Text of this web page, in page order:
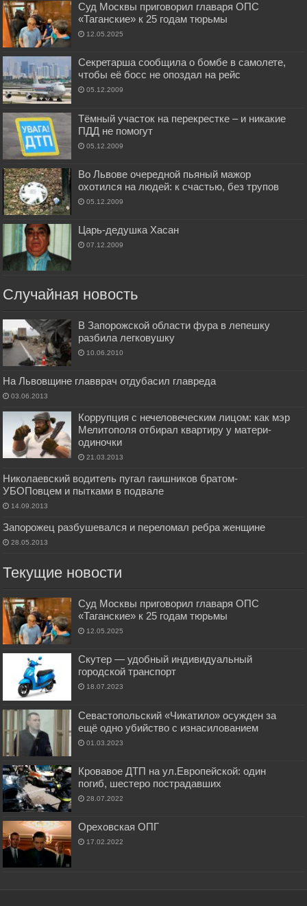
Суд Москвы приговорил главаря ОПС
«Таганские» к 25 годам тюрьмы
12.05.2025
Секретарша сообщила о бомбе в самолете,
чтобы её босс не опоздал на рейс
05.12.2009
Тёмный участок на перекрестке – и никакие
ПДД не помогут
05.12.2009
Во Львове очередной пьяный мажор
охотился на людей: к счастью, без трупов
05.12.2009
Царь-дедушка Хасан
07.12.2009
Случайная новость
В Запорожской области фура в лепешку
разбила легковушку
10.06.2010
На Львовщине главврач отдубасил главреда
03.06.2013
Коррупция с нечеловеческим лицом: как мэр
Мелитополя отбирал квартиру у матери-
одиночки
21.03.2013
Николаевский водитель пугал гаишников братом-
УБОПовцем и пытками в подвале
14.09.2013
Запорожец разбушевался и переломал ребра женщине
28.05.2013
Текущие новости
Суд Москвы приговорил главаря ОПС
«Таганские» к 25 годам тюрьмы
12.05.2025
Скутер — удобный индивидуальный
городской транспорт
18.07.2023
Севастопольский «Чикатило» осужден за
ещё одно убийство с изнасилованием
01.03.2023
Кровавое ДТП на ул.Европейской: один
погиб, шестеро пострадавших
28.07.2022
Ореховская ОПГ
17.02.2022